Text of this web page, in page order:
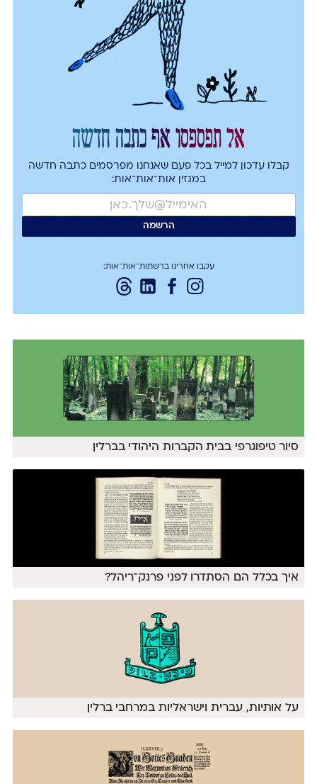
אל תפספסו אף כתבה חדשה
קבלו עדכון למייל בכל פעם שאנחנו מפרסמים כתבה חדשה
במגזין אות־אות־אות:
עקבו אחרינו ברשתות־אות־אות:
סיור טיפוגרפי בבית הקברות היהודי בברלין
איך בכלל הם הסתדרו לפני פרנק־ריהל?
על אותיות, עברית וישראליות במרחבי ברלין